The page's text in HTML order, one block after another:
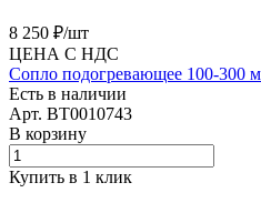
8 250 ₽/шт
ЦЕНА С НДС
Сопло подогревающее 100-300
Есть в наличии
Арт. BT0010743
В корзину
Купить в 1 клик